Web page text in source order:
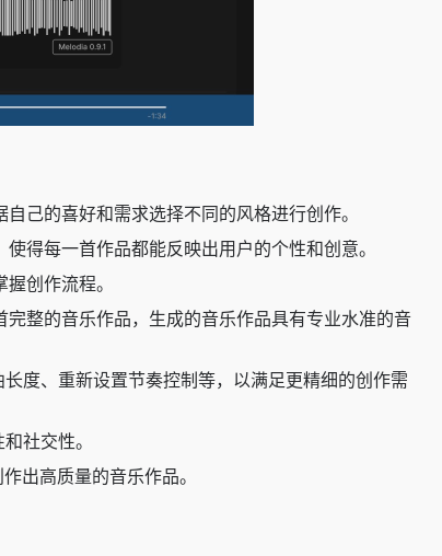
己的喜好和需求选择不同的风格进行创作。
得每一首作品都能反映出用户的个性和创意。
创作流程。
整的音乐作品，生成的音乐作品具有专业水准的音
度、重新设置节奏控制等，以满足更精细的创作需
社交性。
出高质量的音乐作品。